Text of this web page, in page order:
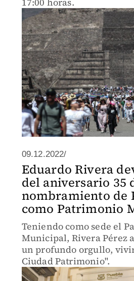
09.12.2022/
Eduardo Rivera
del aniversario 35
nombramiento de
como Patrimonio
Teniendo como sede el
Municipal, Rivera Pérez
un profundo orgullo,
Ciudad Patrimonio".